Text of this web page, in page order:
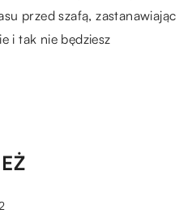
przed szafą, zastanawiając
i tak nie będziesz